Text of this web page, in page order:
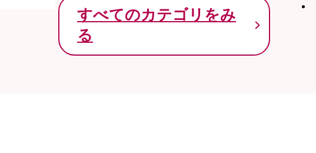
すべてのカテゴリをみ
る